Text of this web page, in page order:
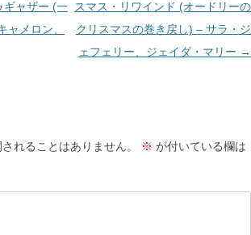
ギャザー (一
ャメロン、
スマス・リワインド (オードリーの
クリスマスの巻き戻し) – サラ・ジ
ェフェリー、ジェイダ・マリー →
れることはありません。 ※ が付いている欄は